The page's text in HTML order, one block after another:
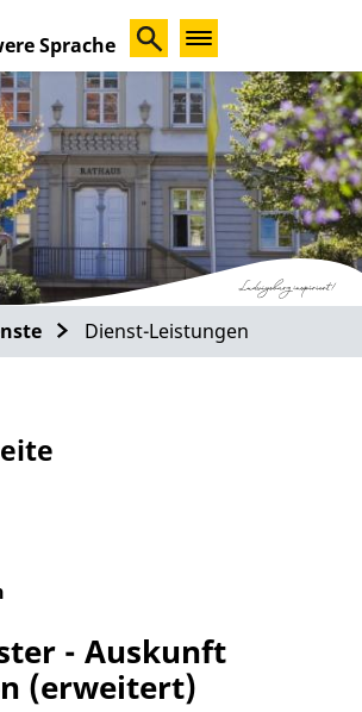
Sprache
Dienst-Leistungen
- Auskunft
(erweitert)